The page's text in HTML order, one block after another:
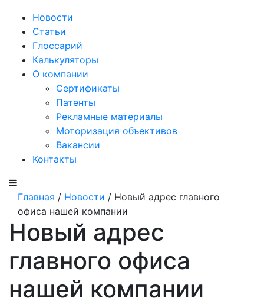
Новости
Статьи
Глоссарий
Калькуляторы
О компании
Сертификаты
Патенты
Рекламные материалы
Моторизация объективов
Вакансии
Контакты
Главная / Новости / Новый адрес главного
офиса нашей компании
Новый адрес
главного офиса
нашей компании